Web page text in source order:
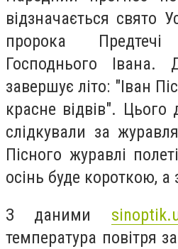
відзначається свято
пророка
Господнього Івана.
завершує літо: "Іван
красне відвів".
слідкували за
Пісного журавлі
осінь буде короткою,
З даними
температура повітря